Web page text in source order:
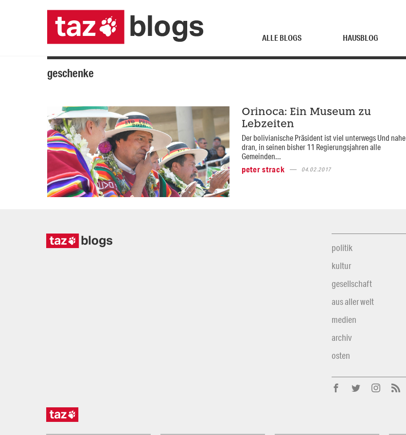
ALLE BLOGS HAUSBLOG
geschenke
Orinoca: Ein Museum zu
Lebzeiten
Der bolivianische Präsident ist viel unterwegs Und nahe
dran, in seinen bisher 11 Regierungsjahren alle
Gemeinden...
peter strack
04.02.2017
politik
kultur
gesellschaft
aus aller welt
medien
archiv
osten